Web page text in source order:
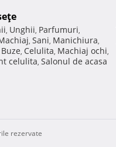
, Unghii, Parfumuri,
, Sani, Manichiura,
Buze, Celulita, Machiaj ochi,
celulita, Salonul de acasa
rezervate